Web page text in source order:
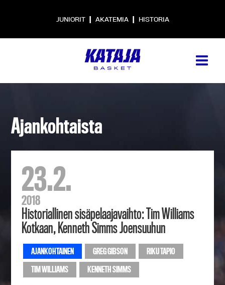
JUNIORIT | AKATEMIA | HISTORIA
Ajankohtaista
23.2.
2018
Historiallinen sisäpelaajavaihto: Tim Williams
Kotkaan, Kenneth Simms Joensuuhun
AJANKOHTAINEN GREG GIBSON
RIKU TAPIO
TIM WILLIAMS
KENNETH SIMMS